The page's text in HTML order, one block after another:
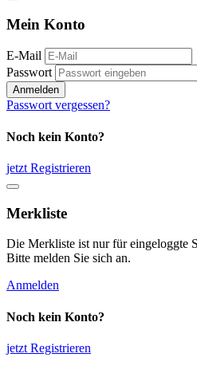
Mein Konto
E-Mail
Passwort
Anmelden
Passwort vergessen?
Noch kein Konto?
jetzt Registrieren
Merkliste
Die Merkliste ist nur für eingeloggte
Bitte melden Sie sich an.
Anmelden
Noch kein Konto?
jetzt Registrieren